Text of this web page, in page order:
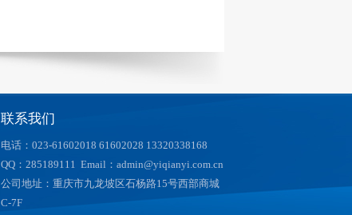
联系我们
电话：023-61602018 61602028 13320338168
QQ：285189111 Email：admin@yiqianyi.com.cn
公司地址：重庆市九龙坡区石杨路15号西部商城
C-7F